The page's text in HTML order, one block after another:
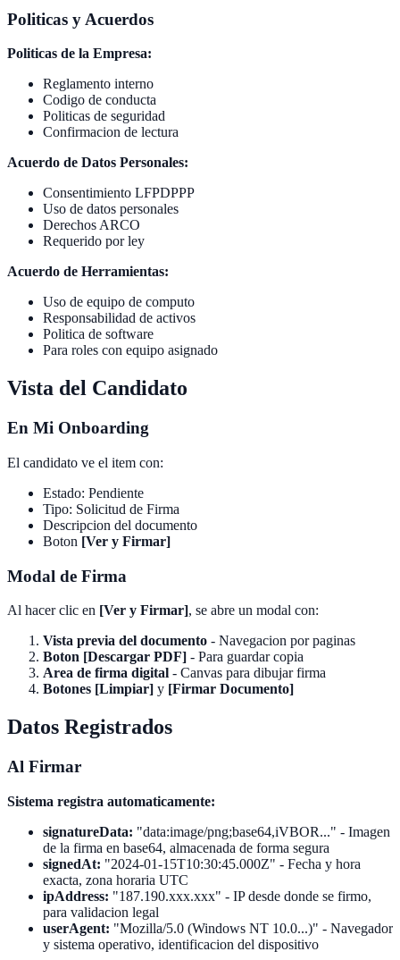
Politicas y Acuerdos
Politicas de la Empresa:
Reglamento interno
Codigo de conducta
Politicas de seguridad
Confirmacion de lectura
Acuerdo de Datos Personales:
Consentimiento LFPDPPP
Uso de datos personales
Derechos ARCO
Requerido por ley
Acuerdo de Herramientas:
Uso de equipo de computo
Responsabilidad de activos
Politica de software
Para roles con equipo asignado
Vista del Candidato
En Mi Onboarding
El candidato ve el item con:
Estado: Pendiente
Tipo: Solicitud de Firma
Descripcion del documento
Boton [Ver y Firmar]
Modal de Firma
Al hacer clic en [Ver y Firmar], se abre un modal con:
Vista previa del documento - Navegacion por paginas
Boton [Descargar PDF] - Para guardar copia
Area de firma digital - Canvas para dibujar firma
Botones [Limpiar] y [Firmar Documento]
Datos Registrados
Al Firmar
Sistema registra automaticamente:
signatureData: "data:image/png;base64,iVBOR..." - Imagen
de la firma en base64, almacenada de forma segura
signedAt: "2024-01-15T10:30:45.000Z" - Fecha y hora
exacta, zona horaria UTC
ipAddress: "187.190.xxx.xxx" - IP desde donde se firmo,
para validacion legal
userAgent: "Mozilla/5.0 (Windows NT 10.0...)" - Navegador
y sistema operativo, identificacion del dispositivo